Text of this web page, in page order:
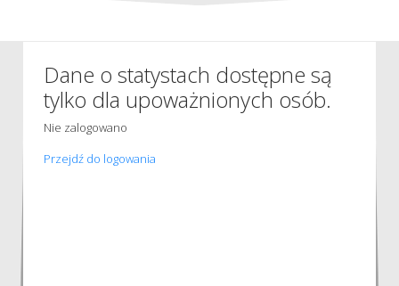
Dane o statystach dostępne są
tylko dla upoważnionych osób.
Nie zalogowano
Przejdź do logowania